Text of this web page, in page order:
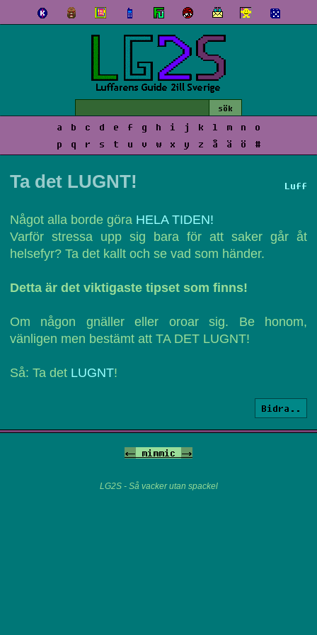
a b c d e f g h i j k l m n
o
p
q r s t u v w x y z å ä ö #
Luff
Ta det LUGNT!
Något alla borde göra HELA TIDEN!
Varför stressa upp sig bara för att saker går åt
helsefyr? Ta det kallt och se vad som händer.
Detta är det viktigaste tipset som finns!
Om någon gnäller eller oroar sig. Be honom,
vänligen men bestämt att TA DET LUGNT!
Så: Ta det LUGNT!
Bidra..
<- mimmic ->
LG2S - Så vacker utan spackel